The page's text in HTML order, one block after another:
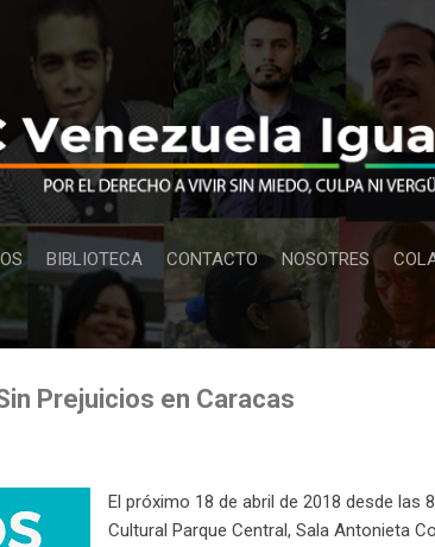
Ir al contenido principal
BIBLIOTECA CONTACTO NOSOTRES
Prejuicios en Caracas
El próximo 18 de abril de 2018 desde las
Cultural Parque Central, Sala Antonieta